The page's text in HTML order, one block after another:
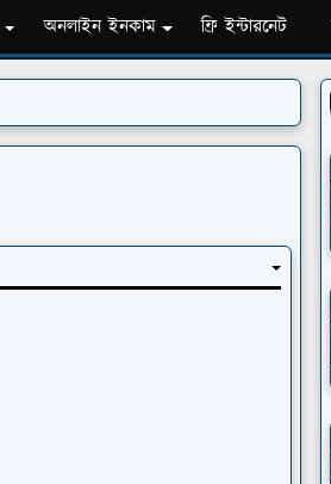
অনলাইন ইনকাম ফ্রি ইন্টারনেট